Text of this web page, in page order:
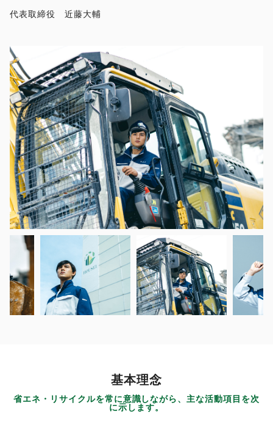
代表取締役 近藤大輔
基本理念
省エネ・リサイクルを常に意識しながら、主な活動項目を次
に示します。